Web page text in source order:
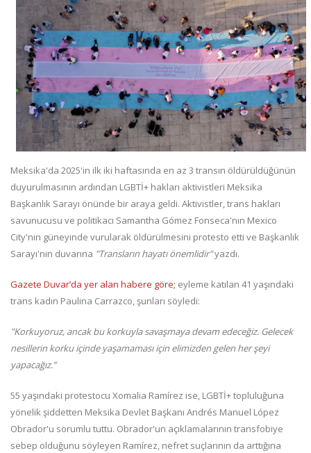
Meksika'da 2025'in ilk iki haftasında en az 3 transın öldürüldüğünün
duyurulmasının ardından LGBTİ+ hakları aktivistleri Meksika
Başkanlık Sarayı önünde bir araya geldi. Aktivistler, trans hakları
savunucusu ve politikacı Samantha Gómez Fonseca'nın Mexico
City'nin güneyinde vurularak öldürülmesini protesto etti ve Başkanlık
Sarayı'nın duvarına "Transların hayatı önemlidir"yazdı.
Gazete Duvar’da yer alan habere göre; eyleme katılan 41 yaşındaki
trans kadın Paulina Carrazco, şunları söyledi:
"Korkuyoruz, ancak bu korkuyla savaşmaya devam edeceğiz. Gelecek
nesillerin korku içinde yaşamaması için elimizden gelen her şeyi
yapacağız.”
55 yaşındaki protestocu Xomalia Ramírez ise, LGBTİ+ topluluğuna
yönelik şiddetten Meksika Devlet Başkanı Andrés Manuel López
Obrador'u sorumlu tuttu. Obrador'un açıklamalarının transfobiye
sebep olduğunu söyleyen Ramírez, nefret suçlarının da arttığına